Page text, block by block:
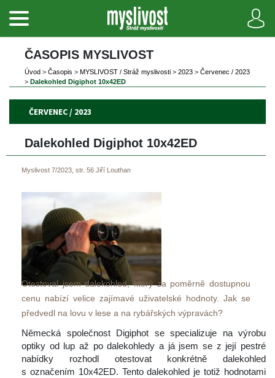
ČASOPIS MYSLIVOST
Úvod > Časopi > MYSLIVOST / Stráž myslivosti > 2023 > Červenec / 2023
> Dalekohled Digiphot 10x42ED
ČERVENEC / 2023
Dalekohled Digiphot 10x42ED
Myslivost 7/2023, str. 56 Jiří Louthan
Otestoval jsem dalekohled, který za poměrně dostupnou
cenu nabízí velice zajímavé uživatelské hodnoty. Jak se
předvedl na lovu v lese a na rybářských výpravách?
Německá společnost Digiphot se specializuje na výrobu
optiky od lup až po dalekohledy a já jsem se z její pestré
nabídky rozhodl otestovat konkrétně dalekohled
označením 10x42ED. Tento dalekohled je totiž hodnotami